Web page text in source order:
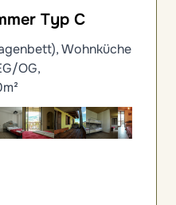
Typ C
Wohnküche
OG,